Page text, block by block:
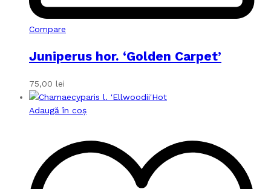
Compare
Juniperus hor. ‘Golden Carpet’
75,00 lei
Hot
Adaugă în coș